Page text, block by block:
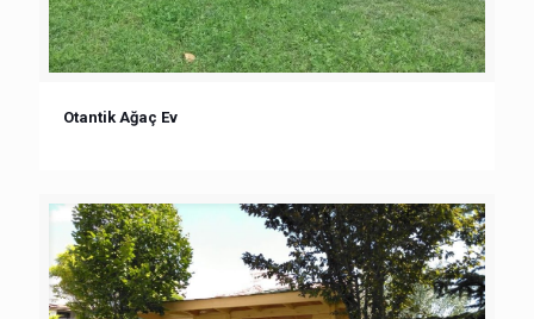
Otantik Ağaç Ev